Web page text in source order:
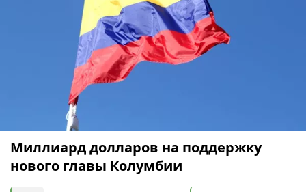
Миллиард долларов на поддержку
нового главы Колумбии